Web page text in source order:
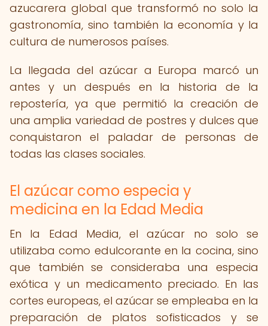
azucarera global que transformó no solo la
gastronomía, sino también la economía y la
cultura de numerosos países.
La llegada del azúcar a Europa marcó un
antes y un después en la historia de la
repostería, ya que permitió la creación de
una amplia variedad de postres y dulces que
conquistaron el paladar de personas de
todas las clases sociales.
El azúcar como especia y
medicina en la Edad Media
En la Edad Media, el azúcar no solo se
utilizaba como edulcorante en la cocina, sino
que también se consideraba una especia
exótica y un medicamento preciado. En las
cortes europeas, el azúcar se empleaba en la
preparación de platos sofisticados y se